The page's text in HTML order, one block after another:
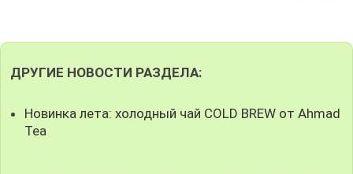
ДРУГИЕ НОВОСТИ РАЗДЕЛА:
Новинка лета: холодный чай COLD BREW от Ahmad
Tea